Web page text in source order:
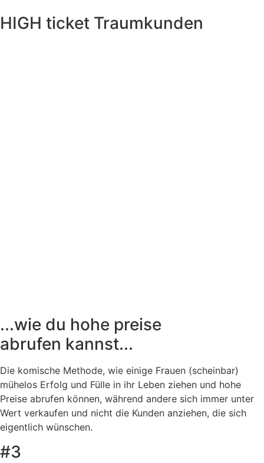
HIGH ticket Traumkunden
...wie du hohe preise
abrufen kannst...
Die komische Methode, wie einige Frauen (scheinbar)
mühelos Erfolg und Fülle in ihr Leben ziehen und hohe
Preise abrufen können, während andere sich immer unter
Wert verkaufen und nicht die Kunden anziehen, die sich
eigentlich wünschen.
#3